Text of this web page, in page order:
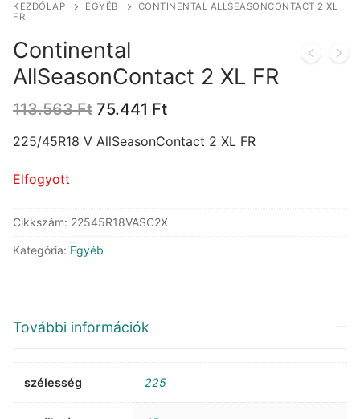
KEZDŐLAP EGYÉB
CONTINENTAL ALLSEASONCONTACT 2 XL
FR
Continental
AllSeasonContact 2 XL FR
113.563Ft Original
was:
75.441 FtCurrent
is:
225/45R18 V AllSeasonContact 2 XL FR
Elfogyott
Cikkszám: 22545R18VASC2X
Kategória: Egyéb
További információk
szélesség 225